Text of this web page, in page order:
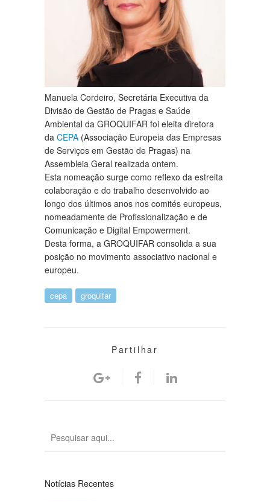
Manuela Cordeiro, Secretária Executiva da
Divisão de Gestão de Pragas e Saúde
Ambiental da GROQUIFAR foi eleita diretora
da CEPA (Associação Europeia das Empresas
de Serviços em Gestão de Pragas) na
Assembleia Geral realizada ontem.
Esta nomeação surge como reflexo da estreita
colaboração e do trabalho desenvolvido ao
longo dos últimos anos nos comités europeus,
nomeadamente de Profissionalização e de
Comunicação e Digital Empowerment.
Desta forma, a GROQUIFAR consolida a sua
posição no movimento associativo nacional e
europeu.
cepa groquifar
Partilhar
Notícias Recentes